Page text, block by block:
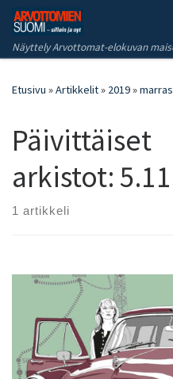
Skip to content
Näyttely Arvottomat-elokuvan
Etusivu »Artikkelit» 2019»
Päivittäiset
arkistot:
1 artikkeli
ANJ-906:n elokuvaura alkoi